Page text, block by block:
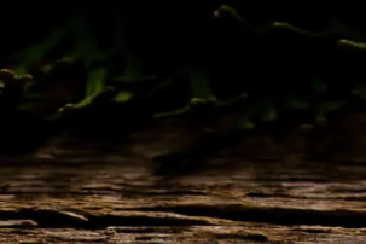
Details zum Workshop
Der Kiedricher Verkehrs-
vom Keller & Kunst Kontor,
Karin Engler ein Gin-Tasting
Die Veranstaltung findet am
Albus-Jörg in 65399
Gin, seine Entstehung geht